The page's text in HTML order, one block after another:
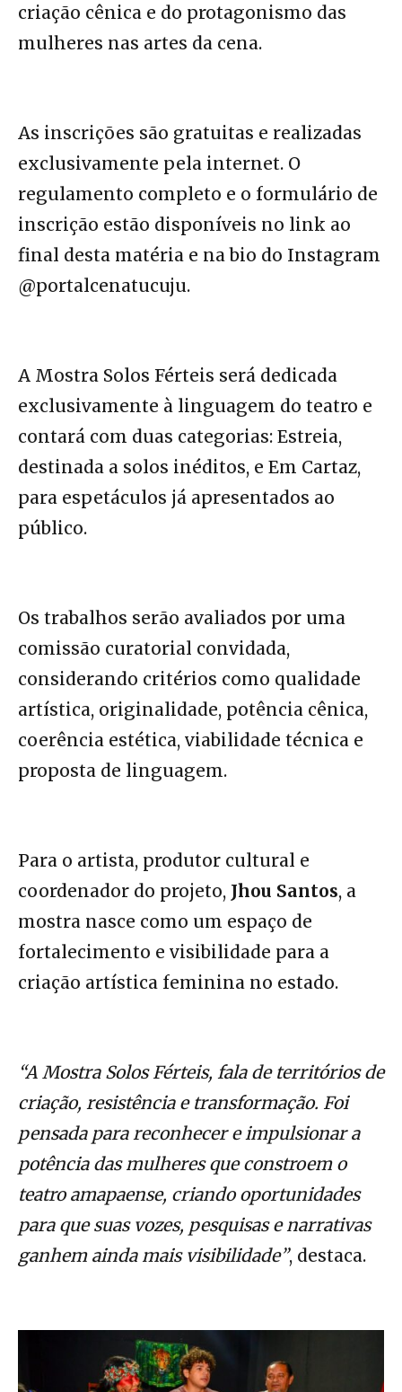
criação cênica e do protagonismo das
mulheres nas artes da cena.
As inscrições são gratuitas e realizadas
exclusivamente pela internet. O
regulamento completo e o formulário de
inscrição estão disponíveis no link ao
final desta matéria e na bio do Instagram
@portalcenatucuju.
A Mostra Solos Férteis será dedicada
exclusivamente à linguagem do teatro e
contará com duas categorias: Estreia,
destinada a solos inéditos, e Em Cartaz,
para espetáculos já apresentados ao
público.
Os trabalhos serão avaliados por uma
comissão curatorial convidada,
considerando critérios como qualidade
artística, originalidade, potência cênica,
coerência estética, viabilidade técnica e
proposta de linguagem.
Para o artista, produtor cultural e
coordenador do projeto, Jhou Santos, a
mostra nasce como um espaço de
fortalecimento e visibilidade para a
criação artística feminina no estado.
“A Mostra Solos Férteis, fala de territórios de
criação, resistência e transformação. Foi
pensada para reconhecer e impulsionar a
potência das mulheres que constroem o
teatro amapaense, criando oportunidades
para que suas vozes, pesquisas e narrativas
ganhem ainda mais visibilidade”, destaca.